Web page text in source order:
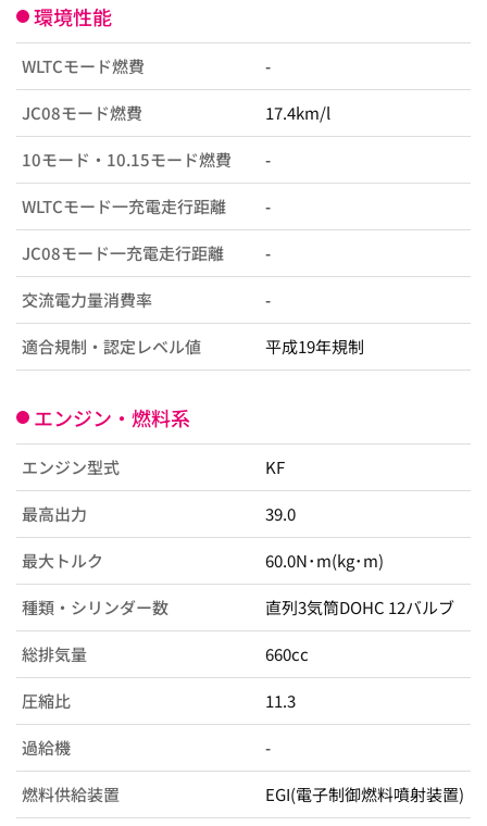
環境性能
WLTCモード燃費 -
JC08モード燃費 17.4km/l
10モード・10.15モード燃費 -
WLTCモード一充電走行距離 -
JC08モード一充電走行距離 -
交流電力量消費率 -
適合規制・認定レベル値 平成19年規制
エンジン・燃料系
エンジン型式 KF
最高出力 39.0
最大トルク 60.0N･m(kg･m)
種類・シリンダー数 直列3気筒DOHC 12バルブ
総排気量 660cc
圧縮比 11.3
過給機 -
燃料供給装置 EGI(電子制御燃料噴射装置)